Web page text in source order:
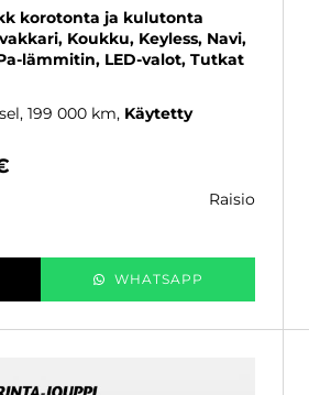
korotonta ja kulutonta
Koukku, Keyless, Navi,
lämmitin, LED-valot, Tutkat
199 000 km Käytetty
raisio
WHATSAPP